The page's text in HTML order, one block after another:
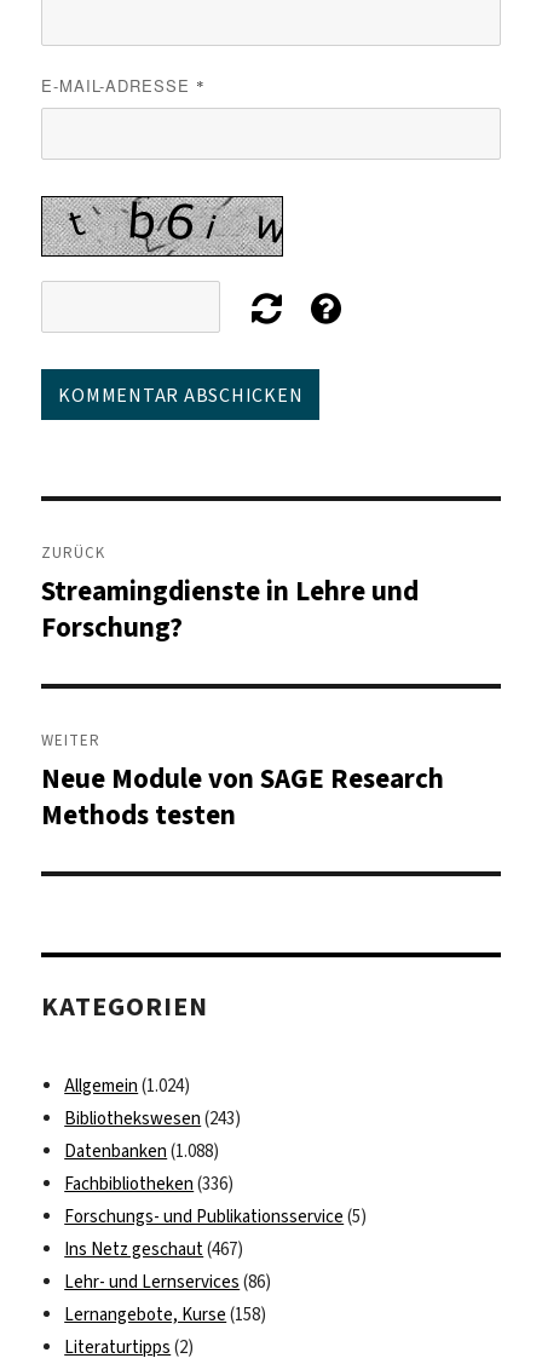
E-MAIL-ADRESSE *
Beitragsnavigation
ZURÜCK
Vorheriger
Beitrag:
Streamingdienste in Lehre und
Forschung?
WEITER
Nächster
Beitrag:
Neue Module von SAGE Research
Methods testen
KATEGORIEN
Allgemein (1.024)
Bibliothekswesen (243)
Datenbanken (1.088)
Fachbibliotheken (336)
Forschungs- und Publikationsservice (5)
Ins Netz geschaut(467)
Lehr- und Lernservices (86)
Lernangebote, Kurse (158)
Literaturtipps (2)